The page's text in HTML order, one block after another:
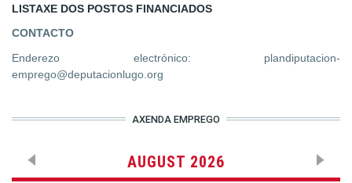
LISTAXE DOS POSTOS FINANCIADOS
CONTACTO
Enderezo electrónico: plandiputacion-
emprego@deputacionlugo.org
AXENDA EMPREGO
AUGUST 2026